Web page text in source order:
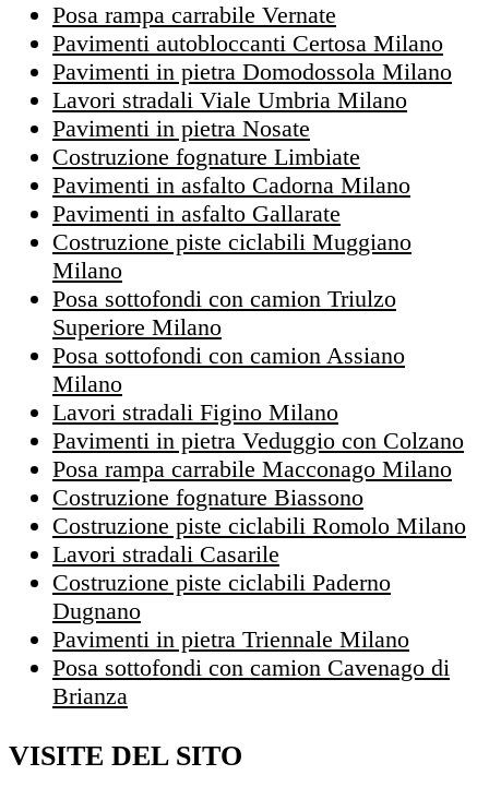
Posa rampa carrabile Vernate
Pavimenti autobloccanti Certosa Milano
Pavimenti in pietra Domodossola Milano
Lavori stradali Viale Umbria Milano
Pavimenti in pietra Nosate
Costruzione fognature Limbiate
Pavimenti in asfalto Cadorna Milano
Pavimenti in asfalto Gallarate
Costruzione piste ciclabili Muggiano
Milano
Posa sottofondi con camion Triulzo
Superiore Milano
Posa sottofondi con camion Assiano
Milano
Lavori stradali Figino Milano
Pavimenti in pietra Veduggio con Colzano
Posa rampa carrabile Macconago Milano
Costruzione fognature Biassono
Costruzione piste ciclabili Romolo Milano
Lavori stradali Casarile
Costruzione piste ciclabili Paderno
Dugnano
Pavimenti in pietra Triennale Milano
Posa sottofondi con camion Cavenago di
Brianza
VISITE DEL SITO